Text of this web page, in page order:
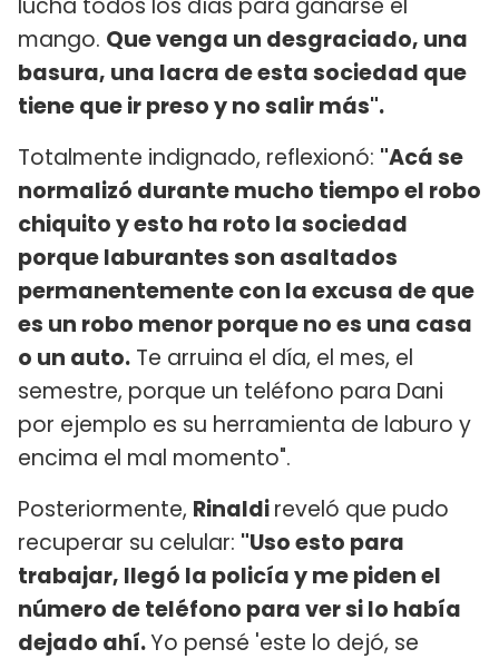
mango. Que venga un desgraciado, una
basura, una lacra de esta sociedad que
tiene que ir preso y no salir más".
Totalmente indignado, reflexionó: "Acá se
normalizó durante mucho tiempo el robo
chiquito y esto ha roto la sociedad
porque laburantes son asaltados
permanentemente con la excusa de que
es un robo menor porque no es una casa
o un auto. Te arruina el día, el mes, el
semestre, porque un teléfono para Dani
por ejemplo es su herramienta de laburo y
encima el mal momento".
Posteriormente, Rinaldireveló que pudo
recuperar su celular: "Uso esto para
trabajar, llegó la policía y me piden el
número de teléfono para ver si lo había
dejado ahí.Yo pensé 'este lo dejó, se